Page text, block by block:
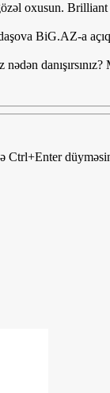
oxusun.
BiG.AZ-a
nədən
Ctrl+Enter